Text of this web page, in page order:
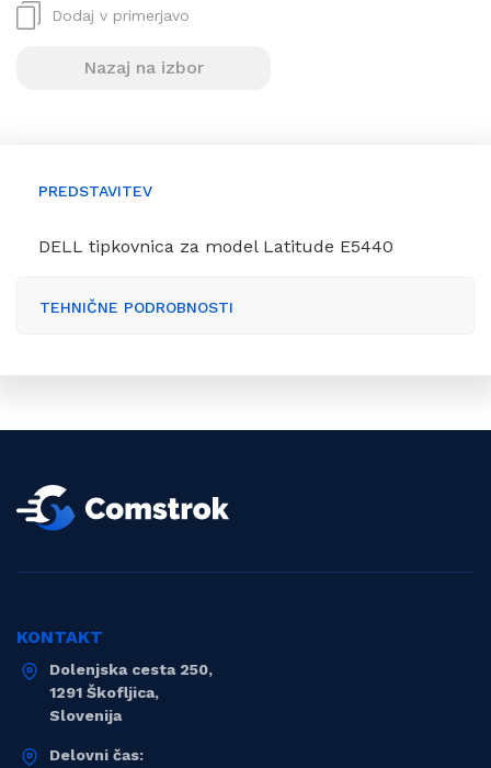
Dodaj v primerjavo
Nazaj na izbor
PREDSTAVITEV
DELL tipkovnica za model Latitude E5440
TEHNIČNE PODROBNOSTI
KONTAKT
Dolenjska cesta 250,
1291 Škofljica,
Slovenija
Delovni čas: